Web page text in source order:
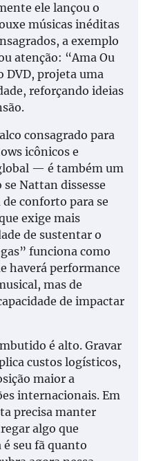
ele lançou o
músicas inéditas
a exemplo
atenção: “Ama Ou
DVD, projeta uma
reforçando ideias
consagrado para
icônicos e
— é também um
Nattan dissesse
conforto para se
exige mais
de sustentar o
funciona como
haverá performance
mas de
de impactar
é alto. Gravar
custos logísticos,
maior a
internacionais. Em
precisa manter
algo que
seu fã quanto